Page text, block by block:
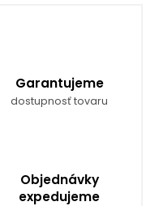
Garantujeme
dostupnosť tovaru
Objednávky
expedujeme